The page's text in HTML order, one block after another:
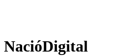
NacióDigital